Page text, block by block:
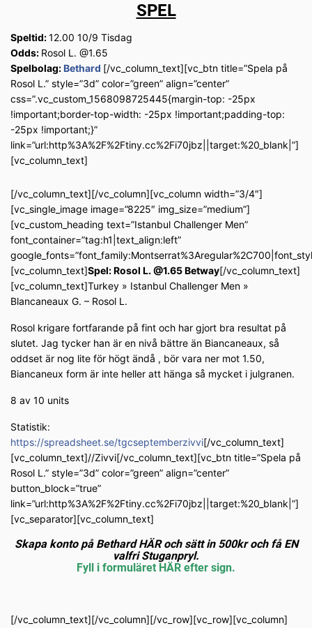
SPEL
Speltid:12.00 10/9 Tisdag
Odds: Rosol L. @1.65
Spelbolag:Bethard [/vc_column_text][vc_btn title=”Spela på
Rosol L.” style=”3d” color=”green” align=”center”
css=”.vc_custom_1568098725445{margin-top: -25px
!important;border-top-width: -25px !important;padding-top:
-25px !important;}”
link=”url:http%3A%2F%2Ftiny.cc%2Fi70jbz||target:%20_blank|”]
[vc_column_text]
[/vc_column_text][/vc_column][vc_column width=”3/4″]
[vc_single_image image=”8225″ img_size=”medium”]
[vc_custom_heading text=”Istanbul Challenger Men”
font_container=”tag:h1|text_align:left”
[vc_column_text]Spel: Rosol L. @1.65 Betway[/vc_column_text]
[vc_column_text]Turkey » Istanbul Challenger Men »
Blancaneaux G. – Rosol L.
Rosol krigare fortfarande på fint och har gjort bra resultat på
slutet. Jag tycker han är en nivå bättre än Biancaneaux, så
oddset är nog lite för högt ändå , bör vara ner mot 1.50,
Biancaneux form är inte heller att hänga så mycket i julgranen.
8 av 10 units
Statistik:
https://spreadsheet.se/tgcseptemberzivvi[/vc_column_text]
[vc_column_text]//Zivvi[/vc_column_text][vc_btn title=”Spela på
Rosol L.” style=”3d” color=”green” align=”center”
button_block=”true”
link=”url:http%3A%2F%2Ftiny.cc%2Fi70jbz||target:%20_blank|”]
[vc_separator][vc_column_text]
Skapa konto på Bethard HÄR och sätt in 500kr och få EN
valfri Stuganpryl.
Fyll i formuläret HÄR efter sign.
[/vc_column_text][/vc_column][/vc_row][vc_row][vc_column]